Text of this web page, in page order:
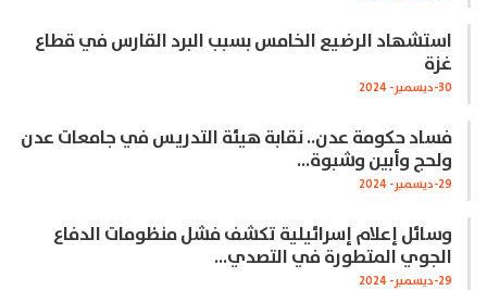
استشهاد الرضيع الخامس بسبب البرد القارس في قطاع
غزة
30-ديسمبر- 2024
فساد حكومة عدن.. نقابة هيئة التدريس في جامعات عدن
ولحج وأبين وشبوة…
29-ديسمبر- 2024
وسائل إعلام إسرائيلية تكشف فشل منظومات الدفاع
الجوي المتطورة في التصدي…
29-ديسمبر- 2024